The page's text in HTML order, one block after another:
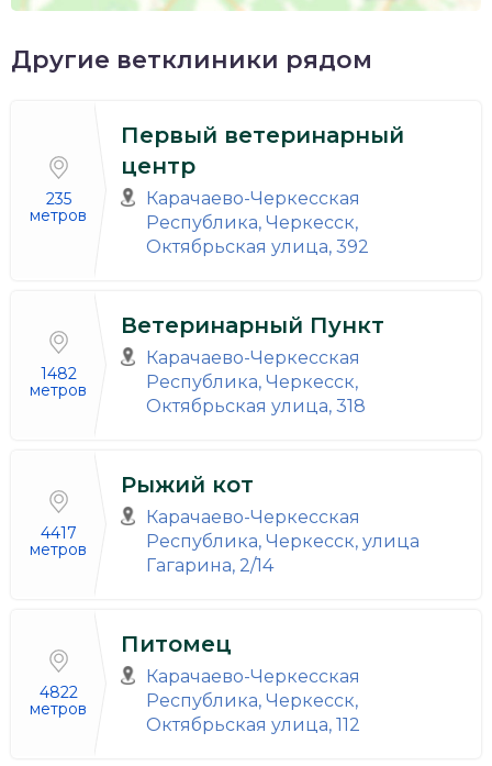
Другие ветклиники рядом
235
метров
Первый ветеринарный
центр
Карачаево-Черкесская
Республика, Черкесск,
Октябрьская улица, 392
1482
метров
Ветеринарный Пункт
Карачаево-Черкесская
Республика, Черкесск,
Октябрьская улица, 318
4417
метров
Рыжий кот
Карачаево-Черкесская
Республика, Черкесск, улица
Гагарина, 2/14
4822
метров
Питомец
Карачаево-Черкесская
Республика, Черкесск,
Октябрьская улица, 112